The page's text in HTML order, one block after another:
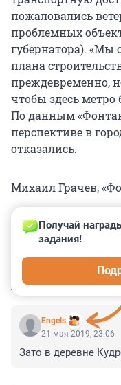
пожаловались
проблемных
губернатора). «Мы
плана
преждевременно,
чтобы здесь метро
По данным
перспективе в
отказались.
Михаил Грачев,
КОММЕНТАРИИ
Engels
Получай
задания!
21 мая 2019, 23:06
Зато в деревне